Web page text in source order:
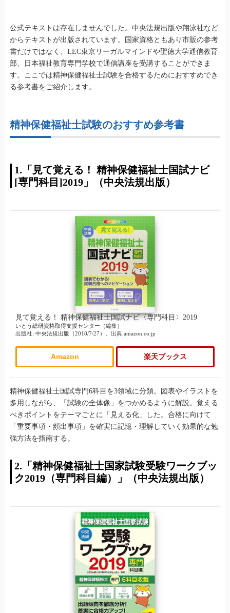
公式テキストは存在しませんでした。中央法規出版や翔泳社など
からテキストが出版されています。国家資格ともあり市販の参考
書だけではなく、LEC東京リーガルマインドや聖徳大学通信教育
部、日本福祉教育専門学校で通信講座を受講することができま
す。ここでは精神保健福祉士試験を合格するためにおすすめでき
る参考書をご紹介します。
精神保健福祉士試験のおすすめ参考書
1.「見て覚える！ 精神保健福祉士国試ナビ
[専門科目]2019」（中央法規出版）
見て覚える！ 精神保健福祉士国試ナビ〈専門科目〉2019
いとう総研資格取得支援センター（編集）
出版社: 中央法規出版（2018/7/27）、出典:amazon.co.jp
Amazon 楽天ブックス
精神保健福祉士国試専門6科目を3領域に分類。図表やイラストを
多用しながら、「試験の全体像」をつかめるように解説。覚える
べきポイントをテーマごとに「見える化」した。合格に向けて
「重要事項・頻出事項」を確実に記憶・理解していく効果的な勉
強方法を指南する。
2.「精神保健福祉士国家試験受験ワークブッ
ク2019（専門科目編）」（中央法規出版）